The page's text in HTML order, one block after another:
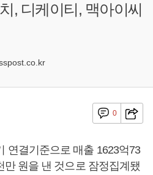
, 디케이티, 맥아이씨
0
연결기준으로 매출 1623억73
만 원을 낸 것으로 잠정집계됐